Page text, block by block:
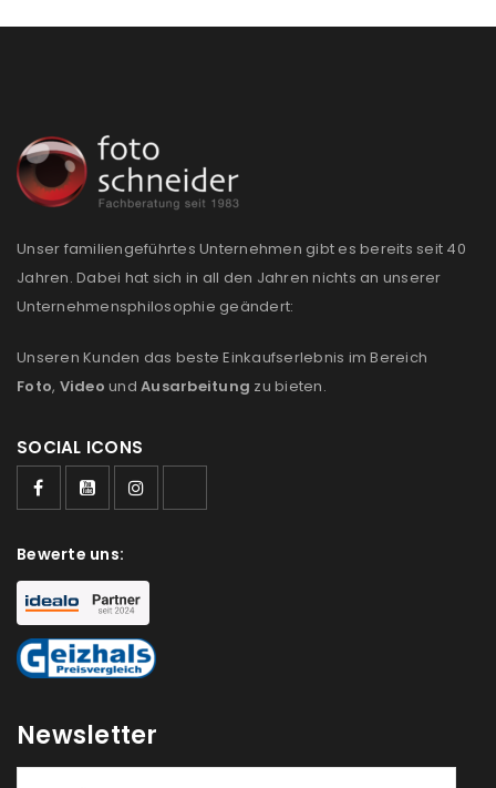
Unser familiengeführtes Unternehmen gibt es bereits seit 40
Jahren. Dabei hat sich in all den Jahren nichts an unserer
Unternehmensphilosophie geändert:
Unseren Kunden das beste Einkaufserlebnis im Bereich
Foto, Video und Ausarbeitung zu bieten.
SOCIAL ICONS
Bewerte uns:
Newsletter